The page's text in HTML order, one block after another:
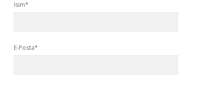
İsim*
E-Posta*